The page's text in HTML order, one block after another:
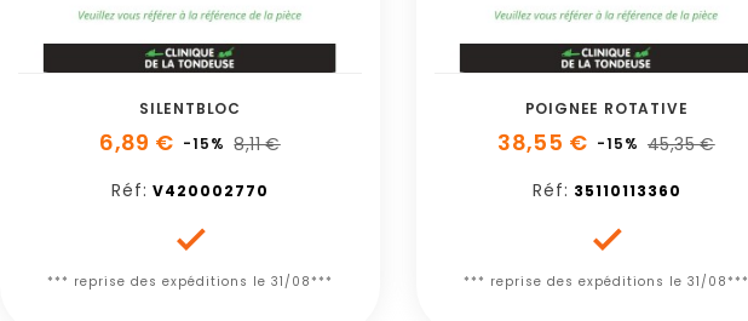
SILENTBLOC
6,89 € -15% 8,11 €
Réf: V420002770

*** reprise des expéditions le 31/08***
POIGNEE ROTATIVE
38,55 € -15% 45,35 €
Réf: 35110113360

*** reprise des expéditions le 31/08***